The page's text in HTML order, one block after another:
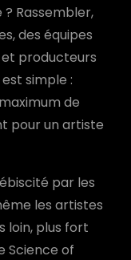
Rassembler,
des équipes
et producteurs
simple :
de
pour un artiste
par les
les artistes
loin, plus fort
Science of